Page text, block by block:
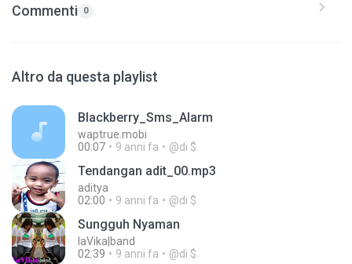
Commenti 0
Altro da questa playlist
Blackberry_Sms_Alarm
waptrue.mobi
00:07
9 anni fa @di $.
Tendangan adit_00.mp3
aditya
02:00
9 anni fa @di $.
Sungguh Nyaman
laVika|band
02:39
9 anni fa @di $.